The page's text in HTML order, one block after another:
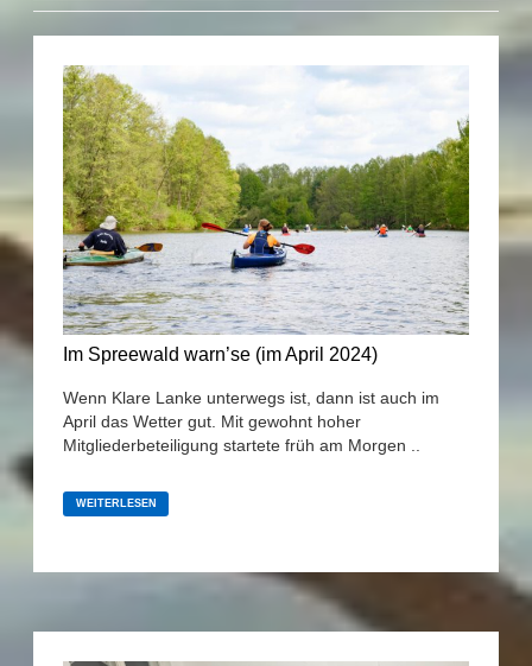
Im Spreewald warn’se (im April 2024)
Wenn Klare Lanke unterwegs ist, dann ist auch im
April das Wetter gut. Mit gewohnt hoher
Mitgliederbeteiligung startete früh am Morgen ..
IM
SPREEWALD
WEITERLESEN